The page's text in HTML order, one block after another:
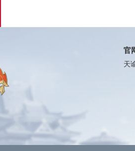
官
天